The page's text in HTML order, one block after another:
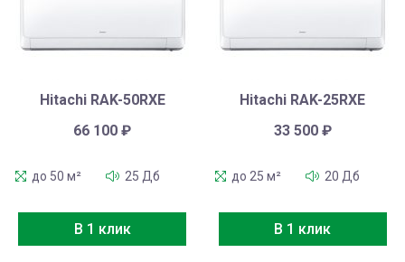
Hitachi RAK-50RXE
66 100₽
до 50 м² 25 Дб
В 1 клик
Hitachi RAK-25RXE
33 500 ₽
до 25 м² 20 Дб
В 1 клик